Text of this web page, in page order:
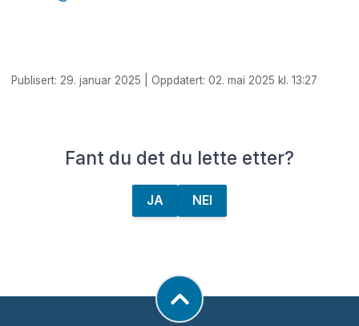
Publisert: 29. januar 2025 | Oppdatert: 02. mai 2025 kl. 13:27
Fant du det du lette etter?
JA NEI